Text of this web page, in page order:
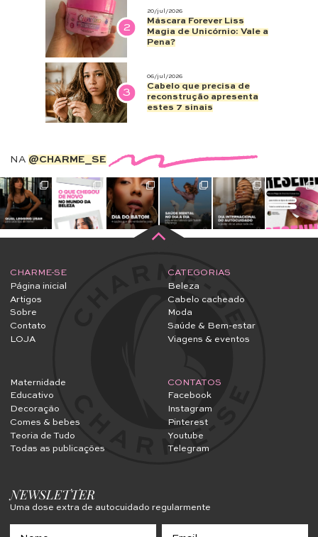
2
20/jul/2026
Máscara Forever Liss
Magia de Unicórnio: Vale a
Pena?
3
06/jul/2026
Cabelo que precisa de
reconstrução apresenta
estes 7 sinais
NA @CHARME_SE
CHARME-SE
Página inicial
Artigos
Sobre
Contato
LOJA
CATEGORIAS
Beleza
Cabelo cacheado
Moda
Saúde & Bem-estar
Viagens & eventos
Maternidade
Educativo
Decoração
Comes & bebes
Teoria de Tudo
Todas as publicações
CONTATOS
Facebook
Instagram
Pinterest
Youtube
Telegram
NEWSLETTER
Uma dose extra de autocuidado regularmente